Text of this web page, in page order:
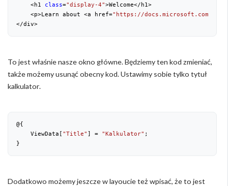
    <h1
class="display-4">Welcome</h1>
    <p>Learn about <a href=
"https://docs.microsoft.com/
</div>
To jest właśnie nasze okno główne. Będziemy ten kod zmieniać,
także możemy usunąć obecny kod. Ustawimy sobie tylko tytuł
kalkulator.
@{
    ViewData[
"Title" ] = "Kalkulator" ;
}
Dodatkowo możemy jeszcze w layoucie też wpisać, że to jest